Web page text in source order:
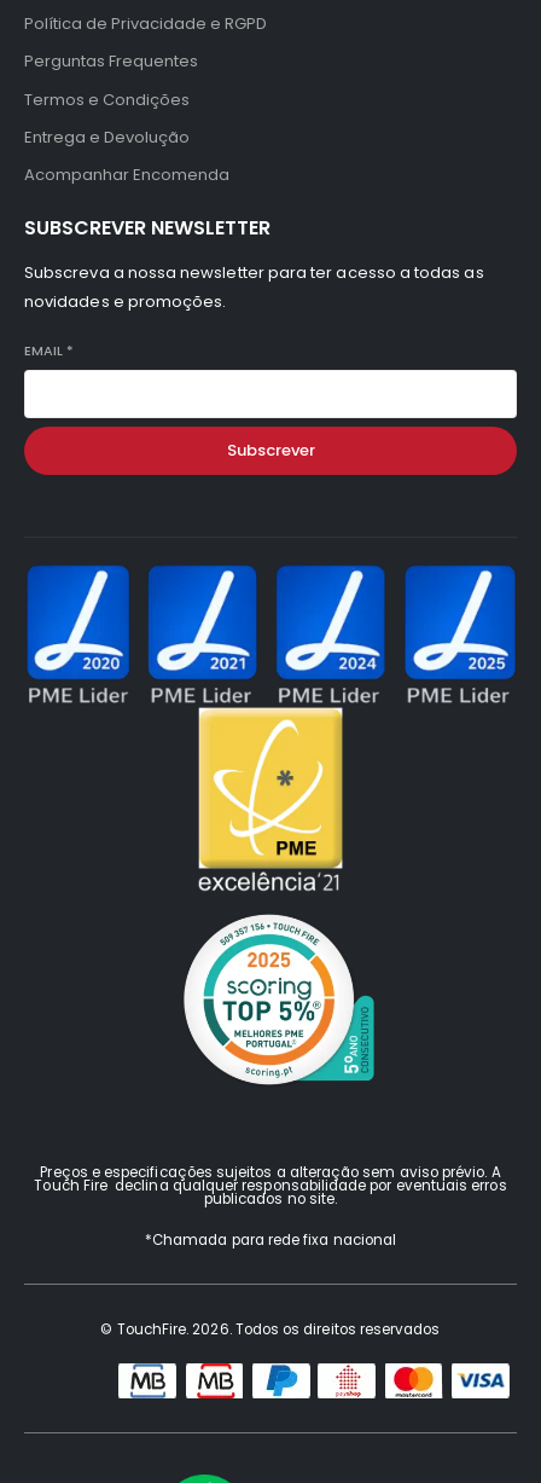
Política de Privacidade e RGPD
Perguntas Frequentes
Termos e Condições
Entrega e Devolução
Acompanhar Encomenda
SUBSCREVER NEWSLETTER
Subscreva a nossa newsletter para ter acesso a todas as
novidades e promoções.
EMAIL *
Subscrever
Preços e especificações sujeitos a alteração sem aviso prévio. A
Touch Fire declina qualquer responsabilidade por eventuais erros
publicados no site.
*Chamada para rede fixa nacional
© TouchFire. 2026. Todos os direitos reservados